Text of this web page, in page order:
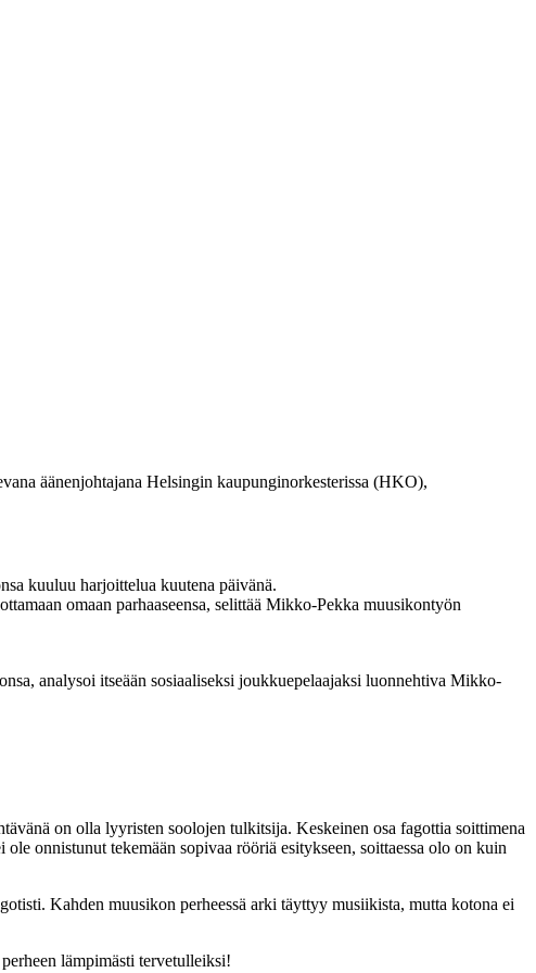
äänenjohtajana Helsingin kaupunginorkesterissa (HKO),
kuuluu harjoittelua kuutena päivänä.
omaan parhaaseensa, selittää Mikko-Pekka muusikontyön
analysoi itseään sosiaaliseksi joukkuepelaajaksi luonnehtiva Mikko-
on olla lyyristen soolojen tulkitsija. Keskeinen osa fagottia soittimena
onnistunut tekemään sopivaa rööriä esitykseen, soittaessa olo on kuin
Kahden muusikon perheessä arki täyttyy musiikista, mutta kotona ei
lämpimästi tervetulleiksi!